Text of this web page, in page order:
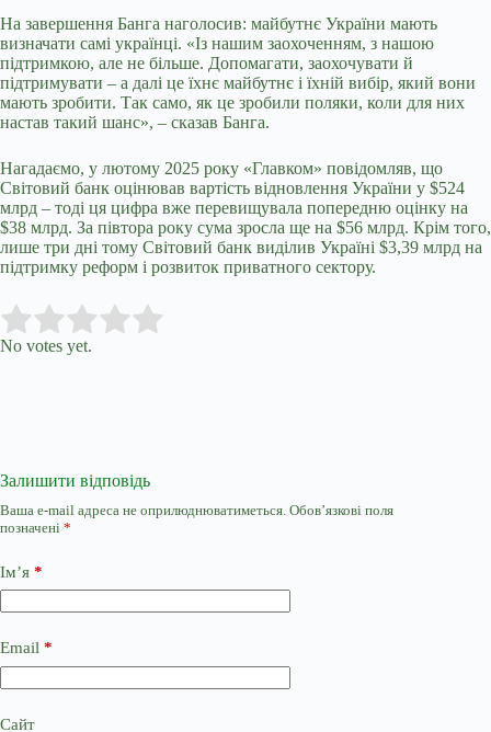
На завершення Банга наголосив: майбутнє України мають
визначати самі українці. «Із нашим заохоченням, з нашою
підтримкою, але не більше. Допомагати, заохочувати й
підтримувати – а далі це їхнє майбутнє і їхній вибір, який вони
мають зробити. Так само, як це зробили поляки, коли для них
настав такий шанс», – сказав Банга.
Нагадаємо, у лютому 2025 року «Главком» повідомляв, що
Світовий банк оцінював вартість відновлення України у $524
млрд – тоді ця цифра вже перевищувала попередню оцінку на
$38 млрд. За півтора року сума зросла ще на $56 млрд. Крім того,
лише три дні тому Світовий банк виділив Україні $3,39 млрд на
підтримку реформ і розвиток приватного сектору.
Rate this item:
No votes yet.
Залишити відповідь
Ваша e-mail адреса не оприлюднюватиметься. Обов’язкові поля
позначені *
Ім’я *
Email *
Сайт